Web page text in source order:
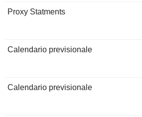
Proxy Statments
Calendario previsionale
Calendario previsionale